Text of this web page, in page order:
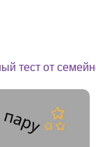
тест от